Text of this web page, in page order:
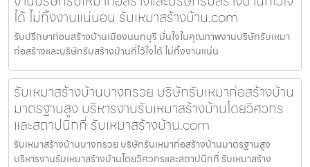
ได้ ไม่ทิ้งงานแน่นอน รับเหมาสร้างบ้าน.com
รับปรึกษาก่อนสร้างบ้านเมืองนนทบุรี มั่นใจในคุณภาพงานบริษัทรับเหมา
ก่อสร้างและบริษัทรับสร้างบ้านที่ไว้ใจได้ ไม่ทิ้งงานแน่น
รับเหมาสร้างบ้านบางกรวย บริษัทรับเหมาก่อสร้างบ้าน
มาตรฐานสูง บริหารงานรับเหมาสร้างบ้านโดยวิศวกร
และสถาปนิกที่ รับเหมาสร้างบ้าน.com
รับเหมาสร้างบ้านบางกรวย บริษัทรับเหมาก่อสร้างบ้านมาตรฐานสูง
บริหารงานรับเหมาสร้างบ้านโดยวิศวกรและสถาปนิกที่ รับเหมาสร้าง